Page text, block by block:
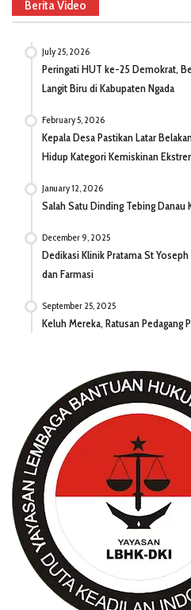
Berita Video
July 25, 2026
Peringati HUT ke-25 Demokrat,
Langit Biru di Kabupaten Ngada
February 5, 2026
Kepala Desa Pastikan Latar
Hidup Kategori Kemiskinan
January 12, 2026
Salah Satu Dinding Tebing
December 9, 2025
Dedikasi Klinik Pratama St
dan Farmasi
September 25, 2025
Keluh Mereka, Ratusan Pedagang